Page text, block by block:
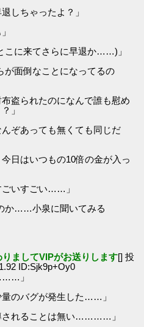
しちゃったよ？」
こに来てさらに早退か……)」
が面倒なことになってるの
盗られたのになんで誰も慰め
」
ぞあっても無くても同じだ
日はいつもの10倍の金が入っ
ごいすごい……」
か……小泉に聞いてみる
ましてVIPがお送りします[] 投
ID:Sjk9p+Oy0
」
のバグが発生した……」
されることは無い…………」